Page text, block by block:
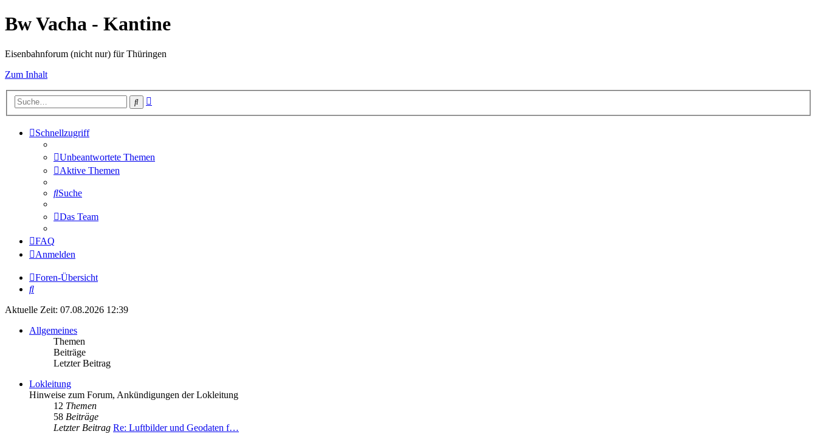
Bw Vacha - Kantine
Eisenbahnforum (nicht nur) für Thüringen
Zum Inhalt
Suche
Schnellzugriff
Unbeantwortete Themen
Aktive Themen
Suche
Das Team
FAQ
Anmelden
Foren-Übersicht
Suche
Aktuelle Zeit: 07.08.2026 12:39
Allgemeines
Themen
Beiträge
Letzter Beitrag
Lokleitung
Hinweise zum Forum, Ankündigungen der Lokleitung
12 Themen
58 Beiträge
Letzter Beitrag Re: Luftbilder und Geodaten f…